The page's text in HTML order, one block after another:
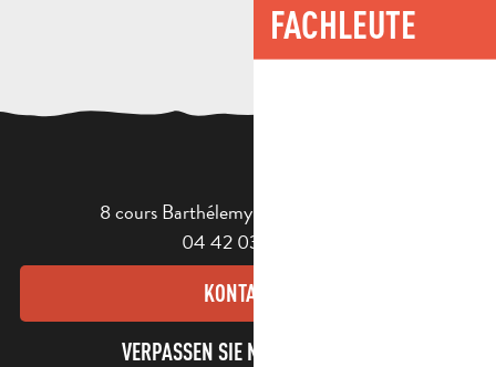
FACHLEUTE
8 cours Barthélemy - 13400 Aubagne
04 42 03 49 98
KONTAKT
VERPASSEN SIE NICHT UNSEREN